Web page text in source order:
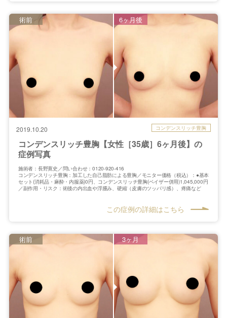
2019.10.20 コンデンスリッチ豊胸
コンデンスリッチ豊胸【女性［35歳］6ヶ月後】の
症例写真
術前 6ヶ月後
施術者：長野寛史／問い合わせ：0120-920-416
コンデンスリッチ豊胸：加工した自己脂肪による豊胸／モニター価格（税込）：●基本
セット(消耗品・麻酔・内服薬)0円、コンデンスリッチ豊胸(ベイザー併用)1,045,000円
／副作用・リスク：術後の内出血や浮腫み、硬縮（皮膚のツッパリ感）、疼痛など
この症例の詳細はこちら
術前 3ヶ月